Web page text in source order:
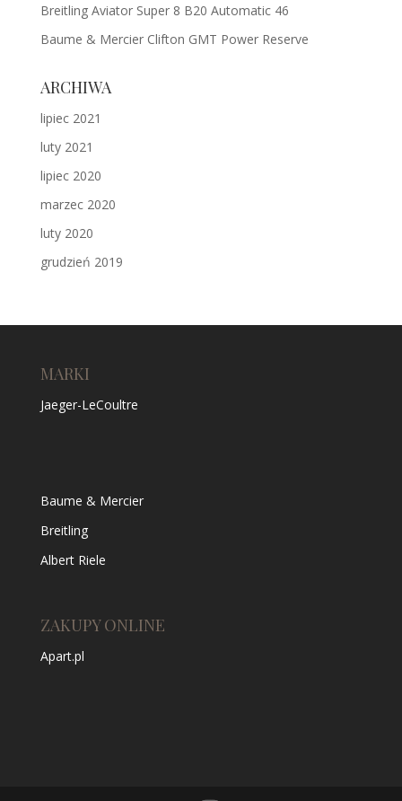
Breitling Aviator Super 8 B20 Automatic 46
Baume & Mercier Clifton GMT Power Reserve
ARCHIWA
lipiec 2021
luty 2021
lipiec 2020
marzec 2020
luty 2020
grudzień 2019
MARKI
Jaeger-LeCoultre
Baume & Mercier
Breitling
Albert Riele
ZAKUPY ONLINE
Apart.pl